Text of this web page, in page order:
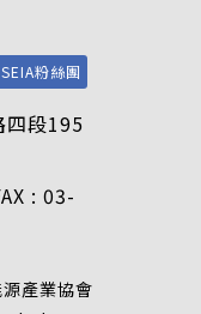
粉絲團
四段195
: 03-
產業協會